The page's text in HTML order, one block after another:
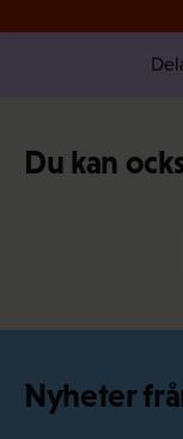
Du kan
Nyheter